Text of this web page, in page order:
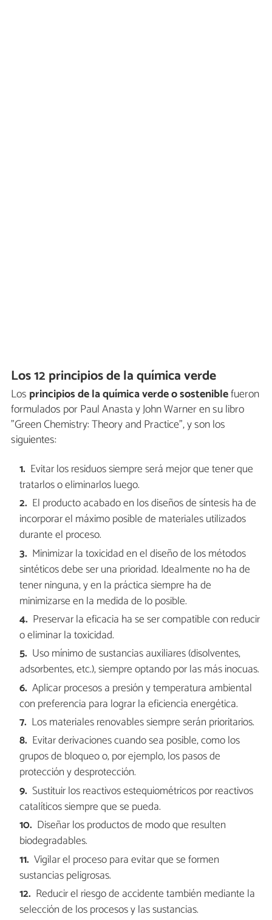
Los 12 principios de la química verde
Los principios de la química verde o sosteniblefueron
formulados por Paul Anasta y John Warner en su libro
"Green Chemistry: Theory and Practice", y son los
siguientes:
Evitar los residuos siempre será mejor que tener que
tratarlos o eliminarlos luego.
El producto acabado en los diseños de síntesis ha de
incorporar el máximo posible de materiales utilizados
durante el proceso.
Minimizar la toxicidad en el diseño de los métodos
sintéticos debe ser una prioridad. Idealmente no ha de
tener ninguna, y en la práctica siempre ha de
minimizarse en la medida de lo posible.
Preservar la eficacia ha se ser compatible con reducir
o eliminar la toxicidad.
Uso mínimo de sustancias auxiliares (disolventes,
adsorbentes, etc.), siempre optando por las más inocuas.
Aplicar procesos a presión y temperatura ambiental
con preferencia para lograr la eficiencia energética.
Los materiales renovables siempre serán prioritarios.
Evitar derivaciones cuando sea posible, como los
grupos de bloqueo o, por ejemplo, los pasos de
protección y desprotección.
Sustituir los reactivos estequiométricos por reactivos
catalíticos siempre que se pueda.
Diseñar los productos de modo que resulten
biodegradables.
Vigilar el proceso para evitar que se formen
sustancias peligrosas.
Reducir el riesgo de accidente también mediante la
selección de los procesos y las sustancias.